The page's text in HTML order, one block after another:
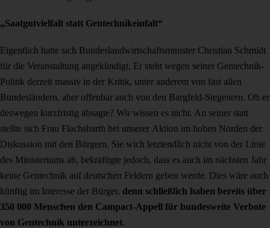
„Saatgutvielfalt statt Gentechnikeinfalt“
Eigentlich hatte sich Bundeslandwirtschaftsminister Christian Schmidt
für die Veranstaltung angekündigt. Er steht wegen seiner Gentechnik-
Politik derzeit massiv in der Kritik, unter anderem von fast allen
Bundesländern, aber offenbar auch von den Bargfeld-Stegenern. Ob er
deswegen kurzfristig absagte? Wir wissen es nicht. An seiner statt
stellte sich Frau Flachsbarth bei unserer Aktion im hohen Norden der
Diskussion mit den Bürgern. Sie wich letztendlich nicht von der Linie
des Ministeriums ab, bekräftigte jedoch, dass es auch im nächsten Jahr
keine Gentechnik auf deutschen Feldern geben werde. Dies wäre auch
künftig im Interesse der Bürger, denn schließlich haben bereits über
350 000 Menschen den Campact-Appell für bundesweite Verbote
von Gentechnik unterzeichnet.